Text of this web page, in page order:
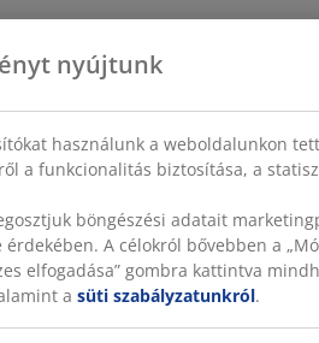
nyújtunk
használunk a weboldalunkon
a funkcionalitás biztosítása, a
böngészési adatait
A célokról bővebben a
elfogadása” gombra kattintva
a süti szabályzatunkról.